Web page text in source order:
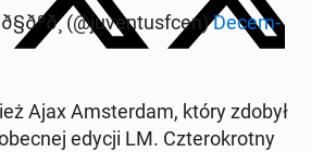
(@ju­ven­tus­f­cen)De­cem­
Ajax Am­s­ter­dam, który zdobył
edycji LM. Czterokrot­ny